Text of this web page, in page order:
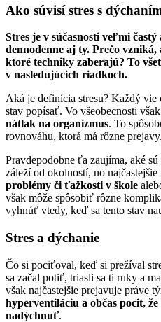
Ako súvisí stres s
Stres je v súčasnosti veľmi
dennodenne aj ty. Prečo
ktoré techniky zaberajú? To
v nasledujúcich riadkoch.
Aká je definícia stresu? Každý
stav popísať. Vo všeobecnosti
nátlak na organizmus. To
rovnováhu, ktorá má rôzne prejavy.
Pravdepodobne ťa zaujíma, aké
záleží od okolností, no najčastejšie
problémy či ťažkosti v škole
však môže spôsobiť rôzne
vyhnúť vtedy, keď sa tento stav
Stres a dýchanie
Čo si pociťoval, keď si prežíval
sa začal potiť, triasli sa ti ruky a
však najčastejšie prejavuje práve
hyperventiláciu a občas pocit,
nadýchnuť.